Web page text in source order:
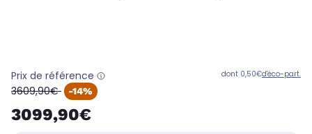
Prix de référence
oldPrice
3609,90€ -14%
3099,90€
dont 0,50€d'éco-part.